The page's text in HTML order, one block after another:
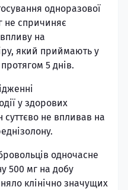
одноразової
не спричиняє
на
який приймають у
5 днів.
у здорових
суттєво не впливав на
одночасне
500 мг на добу
клінічно значущих